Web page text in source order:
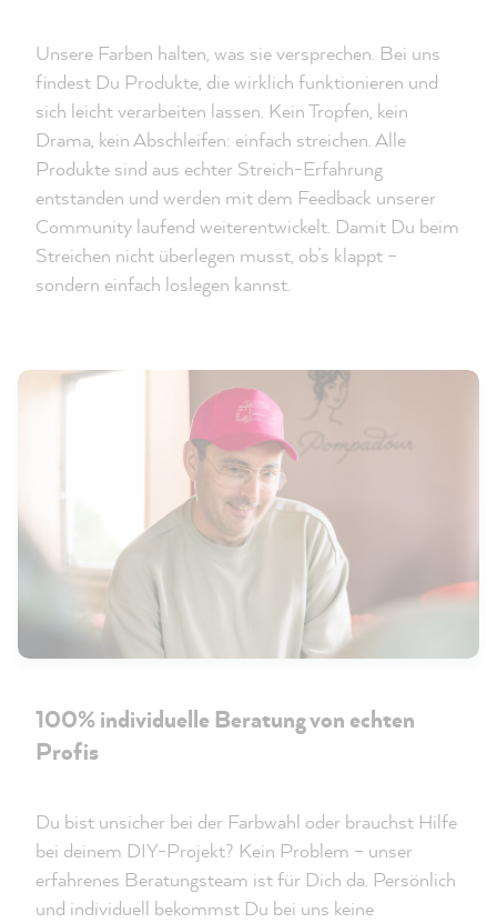
Unsere Farben halten, was sie versprechen. Bei uns
findest Du Produkte, die wirklich funktionieren und
sich leicht verarbeiten lassen. Kein Tropfen, kein
Drama, kein Abschleifen: einfach streichen. Alle
Produkte sind aus echter Streich-Erfahrung
entstanden und werden mit dem Feedback unserer
Community laufend weiterentwickelt. Damit Du beim
Streichen nicht überlegen musst, ob’s klappt –
sondern einfach loslegen kannst.
100% individuelle Beratung von echten
Profis
Du bist unsicher bei der Farbwahl oder brauchst Hilfe
bei deinem DIY-Projekt? Kein Problem – unser
erfahrenes Beratungsteam ist für Dich da. Persönlich
und individuell bekommst Du bei uns keine